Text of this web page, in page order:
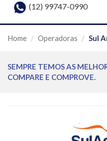
(12) 99747-0990
Home Operadoras Sul
SEMPRE TEMOS AS
COMPARE E COMPROVE.